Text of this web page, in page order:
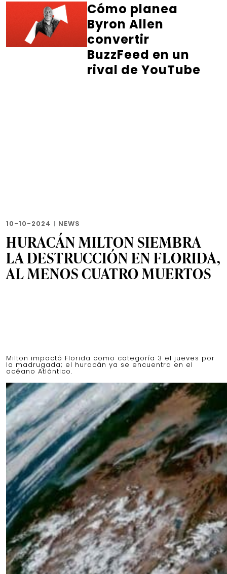
Cómo planea
Byron Allen
convertir
BuzzFeed en un
rival de YouTube
10-10-2024 | NEWS
HURACÁN MILTON SIEMBRA
LA DESTRUCCIÓN EN FLORIDA,
AL MENOS CUATRO MUERTOS
Milton impactó Florida como categoría 3 el jueves por
la madrugada; el huracán ya se encuentra en el
océano Atlántico.